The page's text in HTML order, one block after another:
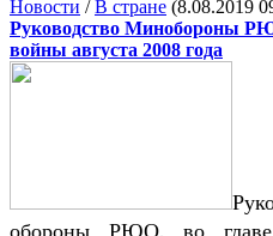
Новости /В стране (8.08.2019
Руководство Минобороны
войны августа 2008 года